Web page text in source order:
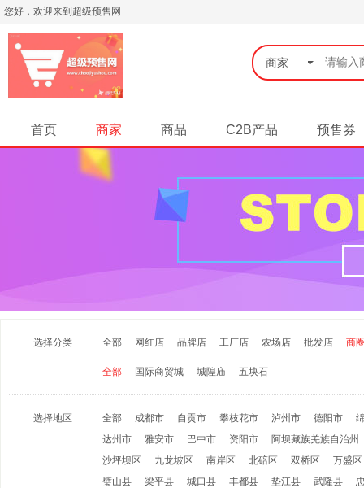
您好，欢迎来到超级预售网
商家 ◆
首页 商家 商品 C2B产品 预售券
选择分类 全部 网红店 品牌店 工厂店 农场店 批发店 商
全部 国际商贸城 城隍庙 五块石
选择地区 全部 成都市 自贡市 攀枝花市 泸州市 德阳市
达州市
雅安市 巴中市 资阳市
阿坝藏族羌族自治州
沙坪坝区
九龙坡区 南岸区 北碚区 双桥区
万盛区
璧山县
梁平县 城口县 丰都县 垫江县 武隆县